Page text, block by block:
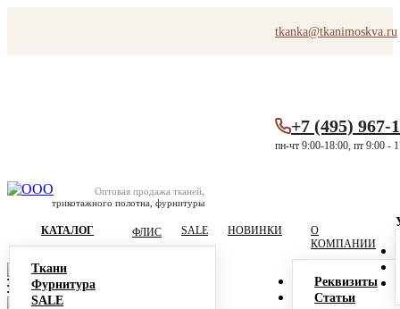
tkanka@tkanimoskva.ru
Оптовая продажа тканей,
трикотажного полотна, фурнитуры
+7 (495) 967-
пн-чт 9:00-18:00, пт 9:00 -
КАТАЛОГ
Ткани
Фурнитура
SALE
ФЛИС SALE НОВИНКИ
О
КОМПАНИИ
Реквизиты
Статьи